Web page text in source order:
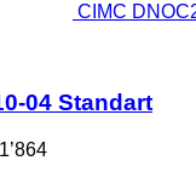
CIMC
04 Standart